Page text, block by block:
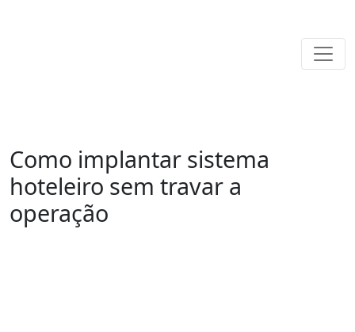
Como implantar sistema
hoteleiro sem travar a
operação